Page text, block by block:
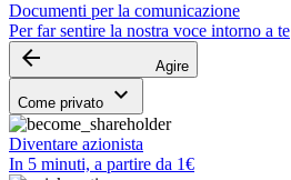
Documenti per la comunicazione
Per far sentire la nostra voce intorno a te
arrow_backward Agire
Come privato keyboard_arrow_down
Diventare azionista
In 5 minuti, a partire da 1€